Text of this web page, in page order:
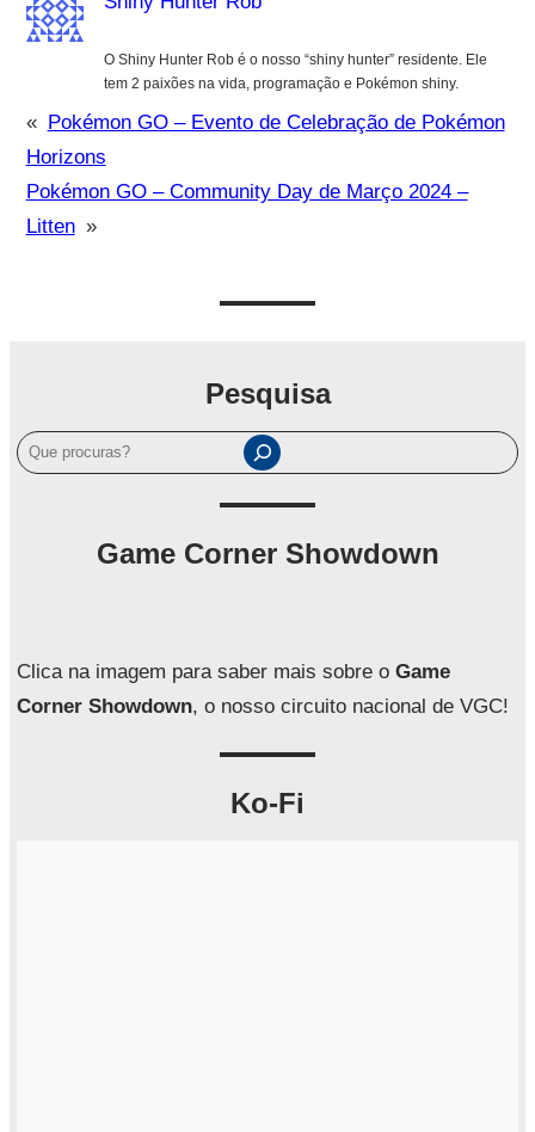
O Shiny Hunter Rob é o nosso “shiny hunter” residente. Ele
tem 2 paixões na vida, programação e Pokémon shiny.
« Pokémon GO – Evento de Celebração de Pokémon
Horizons
Pokémon GO – Community Day de Março 2024 –
Litten »
Pesquisa
P
e
a
Game Corner Showdown
Clica na imagem para saber mais sobre o Game
Corner Showdown, o nosso circuito nacional de VGC!
Ko-Fi